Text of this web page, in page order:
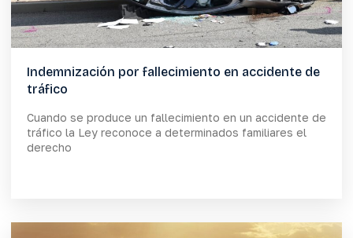
Indemnización por fallecimiento en accidente de
tráfico
Cuando se produce un fallecimiento en un accidente de
tráfico la Ley reconoce a determinados familiares el
derecho